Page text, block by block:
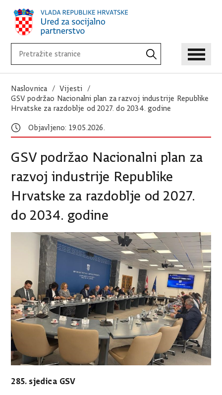
Naslovnica
Vijesti
GSV podržao Nacionalni plan za razvoj industrije Republike
Hrvatske za razdoblje od 2027. do 2034. godine
Objavljeno: 19.05.2026.
GSV podržao Nacionalni plan za
razvoj industrije Republike
Hrvatske za razdoblje od 2027.
do 2034. godine
285. sjedica GSV